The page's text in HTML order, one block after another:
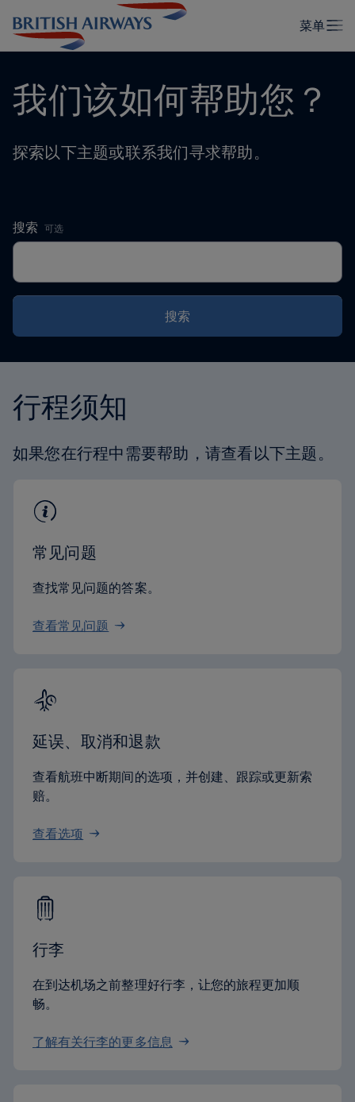
我们该如何帮助您？
探索以下主题或联系我们寻求帮助。
搜索 ,可选
搜索
行程须知
如果您在行程中需要帮助，请查看以下主题。
常见问题
查找常见问题的答案。
查看常见问题
延误、取消和退款
查看航班中断期间的选项，并创建、跟踪或更新索
赔。
查看选项
行李
在到达机场之前整理好行李，让您的旅程更加顺
畅。
了解有关行李的更多信息